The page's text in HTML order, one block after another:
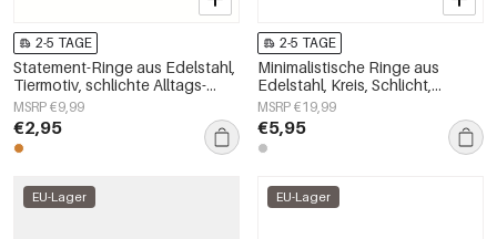
2-5 TAGE
Statement-Ringe aus Edelstahl,
Tiermotiv, schlichte Alltags-
Serie, Damenschmuck
MSRP €9,99
€2,95
2-5 TAGE
Minimalistische Ringe aus
Edelstahl, Kreis, Schlicht,
Alltagsschmuck,
Damenschmuck
MSRP €19,99
€5,95
EU-Lager EU-Lager